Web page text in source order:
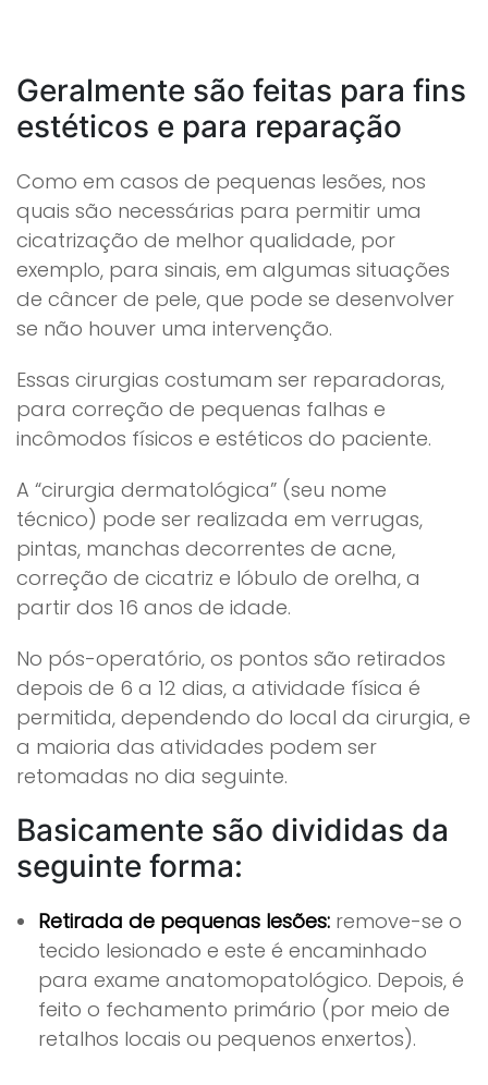
Geralmente são feitas para fins
estéticos e para reparação
Como em casos de pequenas lesões, nos
quais são necessárias para permitir uma
cicatrização de melhor qualidade, por
exemplo, para sinais, em algumas situações
de câncer de pele, que pode se desenvolver
se não houver uma intervenção.
Essas cirurgias costumam ser reparadoras,
para correção de pequenas falhas e
incômodos físicos e estéticos do paciente.
A “cirurgia dermatológica” (seu nome
técnico) pode ser realizada em verrugas,
pintas, manchas decorrentes de acne,
correção de cicatriz e lóbulo de orelha, a
partir dos 16 anos de idade.
No pós-operatório, os pontos são retirados
depois de 6 a 12 dias, a atividade física é
permitida, dependendo do local da cirurgia, e
a maioria das atividades podem ser
retomadas no dia seguinte.
Basicamente são divididas da
seguinte forma:
Retirada de pequenas lesões: remove-se o
tecido lesionado e este é encaminhado
para exame anatomopatológico. Depois, é
feito o fechamento primário (por meio de
retalhos locais ou pequenos enxertos).